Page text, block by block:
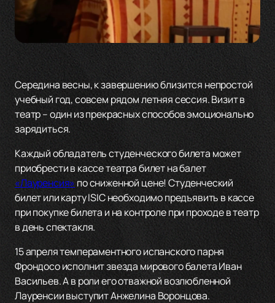
Середина весны, к завершению близится непростой
учебный год, совсем рядом летняя сессия. Визит в
театр – один из прекрасных способов эмоционально
зарядиться.
Каждый обладатель студенческого билета может
приобрести в кассе театра билет на балет
«Лауренсия» по сниженной цене! Студенческий
билет или карту ISIC необходимо предъявить в кассе
при покупке билета и на контроле при проходе в театр
в день спектакля.
15 апреля темпераментного испанского парня
Фрондосо исполнит звезда мирового балета Иван
Васильев. А в роли его отважной возлюбленной
Лауренсии выступит Анжелина Воронцова.